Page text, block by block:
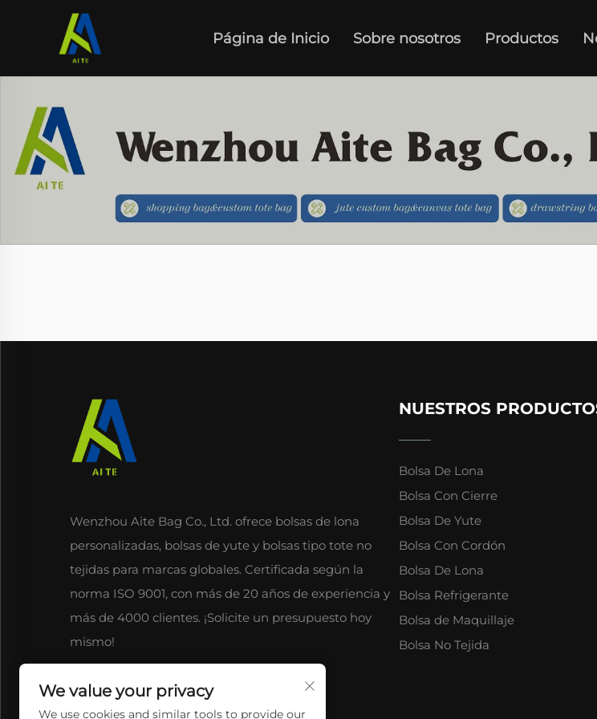
Página de Inicio Sobre nosotros Productos
Wenzhou Aite Bag Co., Ltd. ofrece bolsas de lona
personalizadas, bolsas de yute y bolsas tipo tote no
tejidas para marcas globales. Certificada según la
norma ISO 9001, con más de 20 años de experiencia y
más de 4000 clientes. ¡Solicite un presupuesto hoy
mismo!
NUESTROS
Bolsa De Lona
Bolsa Con Cierre
Bolsa De Yute
Bolsa Con Cordón
Bolsa De Lona
Bolsa Refrigerante
Bolsa de Maquillaje
Bolsa No Tejida
We value your privacy
We use cookies and similar tools to provide our